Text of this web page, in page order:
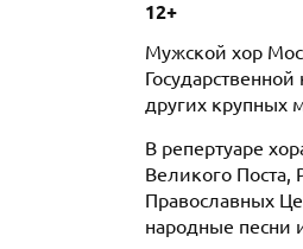
12+
Мужской хор
других крупных
В репертуаре
Великого Поста,
Православных
народные песни